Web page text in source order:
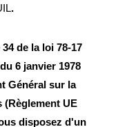
.
de la loi 78-17
6 janvier 1978
Général sur la
(Règlement UE
disposez d'un